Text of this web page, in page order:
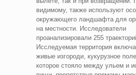
видимому, также используют
окружающего ландшафта для
на местности. Исследователи
проанализировали 255
Исследуемая территория
живые изгороди, кукурузное
которое стояло между ульем и